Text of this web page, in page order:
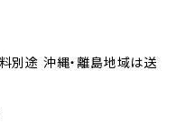
別途 沖縄・離島地域は送